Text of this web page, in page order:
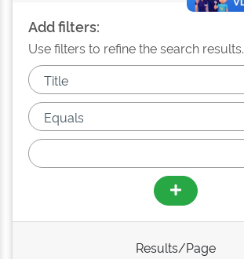
Add filters:
Use filters to refine the search results.
Results/Page